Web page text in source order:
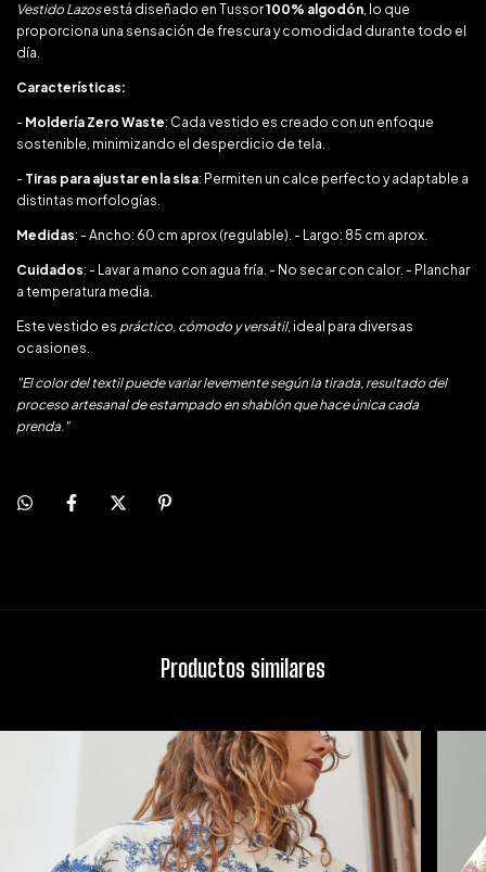
Vestido Lazosestá diseñado en Tussor100% algodón, lo que
proporciona una sensación de frescura y comodidad durante todo el
día.
Características:
- Moldería Zero Waste: Cada vestido es creado con un enfoque
sostenible, minimizando el desperdicio de tela.
- Tiras para ajustar en la sisa: Permiten un calce perfecto y adaptable a
distintas morfologías.
Medidas: - Ancho: 60 cm aprox (regulable). - Largo: 85 cm aprox.
Cuidados: - Lavar a mano con agua fría. - No secar con calor. - Planchar
a temperatura media.
Este vestido es práctico, cómodo y versátil, ideal para diversas
ocasiones.
"El color del textil puede variar levemente según la tirada, resultado del
proceso artesanal de estampado en shablón que hace única cada
prenda."
Productos similares